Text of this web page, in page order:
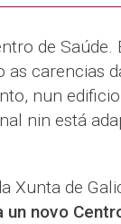
de Saúde.
carencias
nun
nin está
Xunta de
un novo